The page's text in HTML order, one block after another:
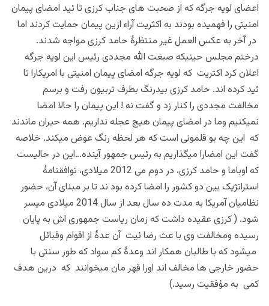
اعضای لویه جرگه که از صحبت های جناب کرزی تا ئید امضای پیمان
امنیتی را فهمیده بودند به اکثریت آراء ازین پیمان حمایت کردند اما
در آخر به عکس العمل غیر منتظرۀ حامد کرزی مواجه شدند.
درختم مجلس حینیکه صبغت الله مجددی رئیس این لویه جرگه
اعلان کرد اکثریت که لویه جرگه امضای پیمان امنیتی با امریکارا تا
ئید کرده اند. حامد کرزی بیدرنگ بطرف تربیون رفت و برسم
مخالفت مجددی را کنار زد و گفت نه ! این پیمان را حالا امضا
نمیکنیم وما در امضای پیمان هیچ عجله نداریم. همه حیران ماندند
که این چه بو قلمونی است که هر لحظه رنگ عوض میکند. خلاصه
گفت این امضارا میگذاریم به رئیس جمهور آینده…این در حالیست
که اوباما و حامد کرزی، در دوم می 2012 میلادی، توافقنامۀ‌
استراتژیک بین دو کشور را امضا کرده بود ند تا بر مبنای آن، حضور
نظامیان آمریکا به مدت ده سال بعد از سال 2014 میلادی میسر
‌شود. ( کرزی عقیده داشت که زمان ریاست جمهوری اش به پایان
رسیده ومخالفت وی با عث رضا ئیت آن عدۀ از اقوام وقبائل
میشود که با طالبان همکار اند وعدۀ کم سواد که طور سنتی با
حضور خارجی ها مخالف اند اورا قهر مان میخوانند که درین هدف
کمی به مؤفقیت رسید.)